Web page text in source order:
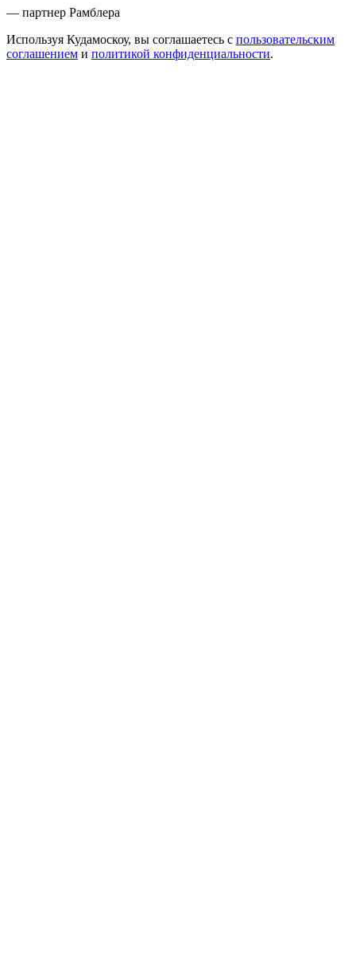
— партнер Рамблера
Используя Кудамоскоу, вы соглашаетесь с пользовательским
соглашением и политикой конфиденциальности.